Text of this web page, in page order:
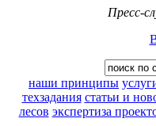
Пресс-
наши принципы
техзадания статьи и
лесов экспертиза